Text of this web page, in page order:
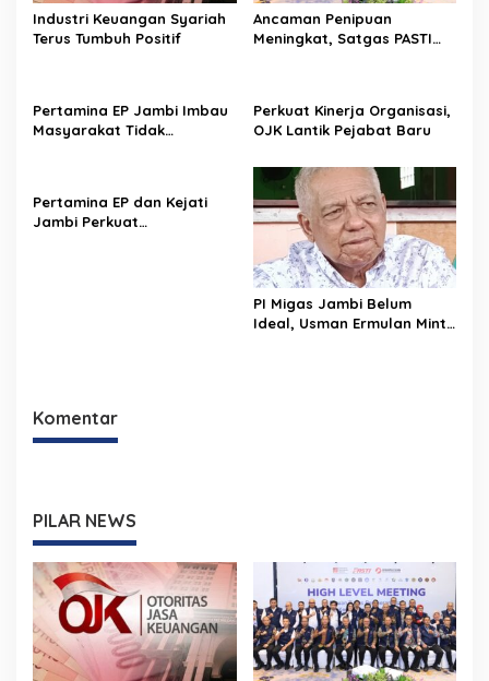
Industri Keuangan Syariah
Terus Tumbuh Positif
Ancaman Penipuan
Meningkat, Satgas PASTI
Pertamina EP Jambi Imbau
Masyarakat Tidak
Perkuat Kinerja Organisasi,
OJK Lantik Pejabat Baru
Pertamina EP dan Kejati
Jambi Perkuat
PI Migas Jambi Belum
Ideal, Usman Ermulan Minta
Komentar
PILAR NEWS